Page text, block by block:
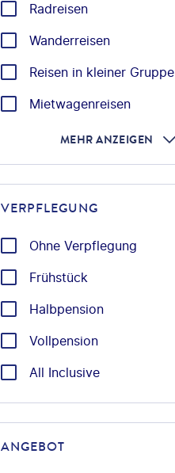
Radreisen
Wanderreisen
Reisen in kleiner Gruppe
Mietwagenreisen
MEHR ANZEIGEN
VERPFLEGUNG
Ohne Verpflegung
Frühstück
Halbpension
Vollpension
All Inclusive
ANGEBOT